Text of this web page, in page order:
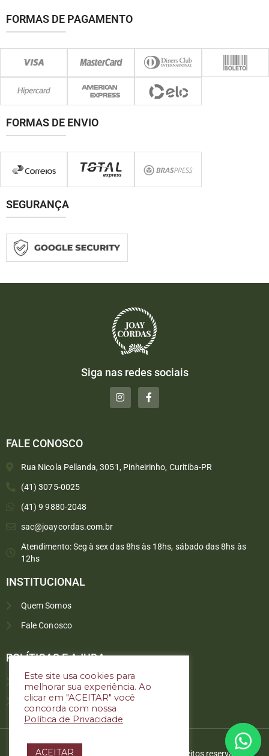
FORMAS DE PAGAMENTO
FORMAS DE ENVIO
SEGURANÇA
Siga nas redes sociais
FALE CONOSCO
Rua Nicola Pellanda, 3051, Pinheirinho, Curitiba-PR
(41) 3075-0025
(41) 9 9880-2048
sac@joaycordas.com.br
Atendimento: Seg à sex das 8hs às 18hs, sábado das 8hs às
12hs
INSTITUCIONAL
Quem Somos
Fale Conosco
POLÍTICAS E AJUDA
Política de troca e devoluções
Política de privacidade
Copyright © 2022. Joay Cordas. Todos os direitos reservados.
Este site usa cookies para
melhorar sua experiência. Ao
clicar em "ACEITAR" você
concorda com nossa
Política de Privacidade
ACEITAR
Atendimento